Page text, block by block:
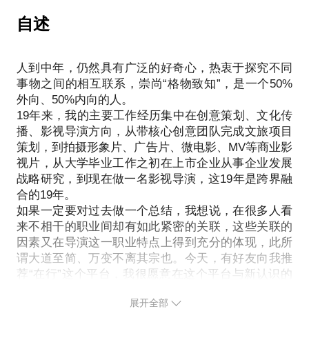
用自己的力量低成本拍摄一部短片？
怎样才能让自己的低投入拍摄出高大上的电影质感？
与经验，希望能够帮你解决这些疑惑，找到解决问题
的方法，相信能为你提供帮助。
我愿意与你分享的内容包括：
影视艺术的特点；
剧组人员分工；
成本控制方法；
投入产出均衡、艺术与商业的均衡；
低成本制片摄制要防范的风险和特别要注意的问题。
P.S.:在选择与我见面前，请把你的问题更具体化。毕
竟一小时的谈话只能解决一个小问题。请把你的问题
提前发给我，方便我做更精确的准备，提升见面效
自述
人到中年，仍然具有广泛的好奇心，热衷于探究不同
事物之间的相互联系，崇尚“格物致知”，是一个50%
外向、50%内向的人。
19年来，我的主要工作经历集中在创意策划、文化传
播、影视导演方向，从带核心创意团队完成文旅项目
策划，到拍摄形象片、广告片、微电影、MV等商业影
视片，从大学毕业工作之初在上市企业从事企业发展
战略研究，到现在做一名影视导演，这19年是跨界融
合的19年。
如果一定要对过去做一个总结，我想说，在很多人看
来不相干的职业间却有如此紧密的关联，这些关联的
因素又在导演这一职业特点上得到充分的体现，此所
谓大道至简、万变不离其宗也。今天，有好友向我推
荐“在行”这个平台，我很愿意在这个平台与新认识的
展开全部